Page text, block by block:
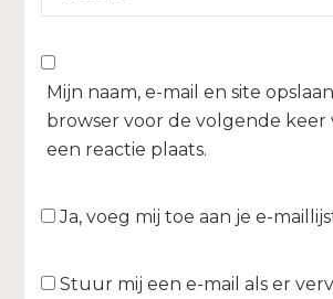
Mijn naam, e-mail en site
browser voor de volgende keer
een reactie plaats.
Ja, voeg mij toe aan je e-
Stuur mij een e-mail als er